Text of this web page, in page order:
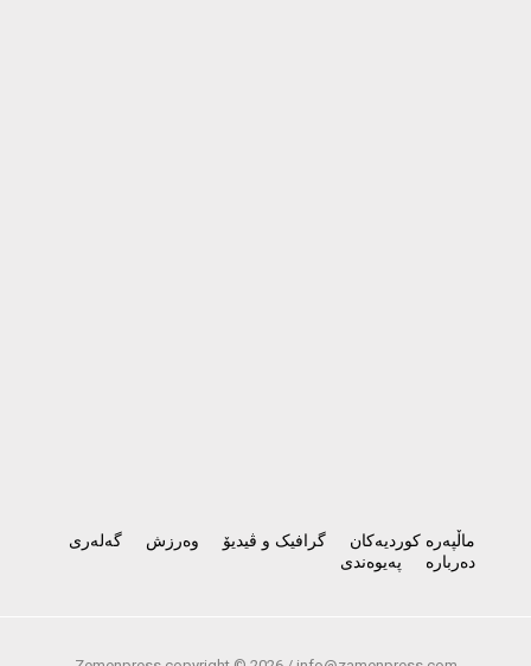
ماڵپەرە کوردیەکان گرافیک و ڤیدیۆ وەرزش
گەلەری
دەربارە
پەیوەندی